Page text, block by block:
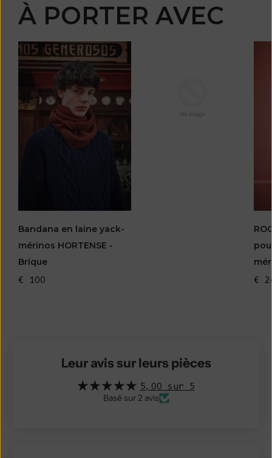
À PORTER AVEC
Bandana en laine yack-
mérinos HORTENSE -
Brique
€ 100
€
Leur avis sur leurs pièces
5,00 sur 5
Basé sur 2 avis